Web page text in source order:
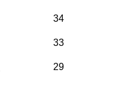
34
33
29